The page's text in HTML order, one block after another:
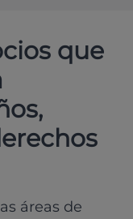
que
áreas de